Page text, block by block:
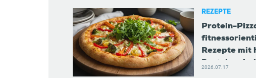
REZEPTE
Protein-
Rezepte mit
2026.07.17